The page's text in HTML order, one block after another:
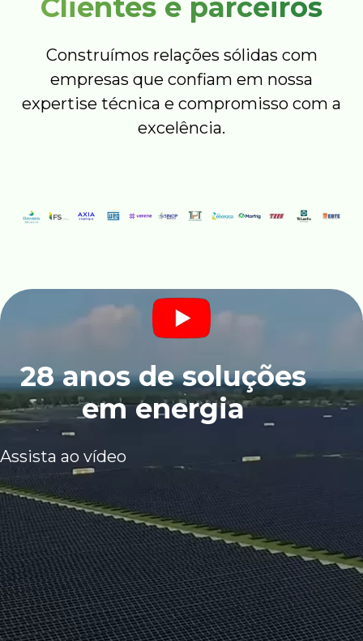
Clientes e parceiros
Construímos relações sólidas com
empresas que confiam em nossa
expertise técnica e compromisso com a
excelência.
28 anos de soluções
em energia
Assista ao vídeo